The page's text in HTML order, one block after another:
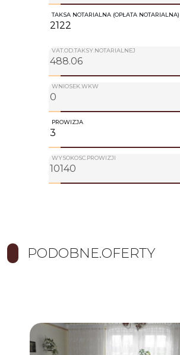
TAKSA NOTARIALNA (OPŁATA NOTARIALNA)
VAT.OD.TAKSY.NOTARIALNEJ
WNIOSEK.WKW
PROWIZJA
WYSOKOSC.PROWIZJI
PODOBNE.OFERTY